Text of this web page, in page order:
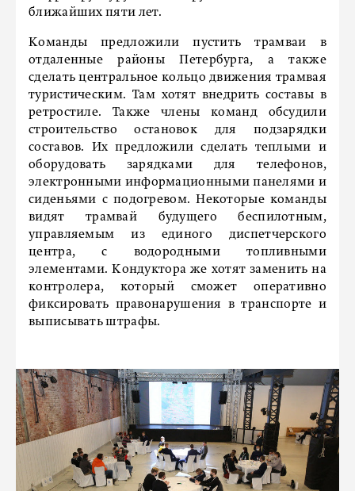
ближайших пяти лет.
Команды предложили пустить трамваи в
отдаленные районы Петербурга, а также
сделать центральное кольцо движения трамвая
туристическим. Там хотят внедрить составы в
ретростиле. Также члены команд обсудили
строительство остановок для подзарядки
составов. Их предложили сделать теплыми и
оборудовать зарядками для телефонов,
электронными информационными панелями и
сиденьями с подогревом. Некоторые команды
видят трамвай будущего беспилотным,
управляемым из единого диспетчерского
центра, с водородными топливными
элементами. Кондуктора же хотят заменить на
контролера, который сможет оперативно
фиксировать правонарушения в транспорте и
выписывать штрафы.